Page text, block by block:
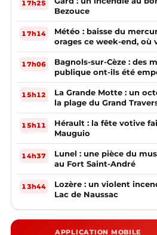
17h25
Bezouce
17h14
Météo : baisse du
orages ce week-end, où
17h06
Bagnols-sur-Cèze : des
publique ont-ils été
la mairie ?
15h12
La Grande Motte : un
la plage du Grand
15h11
Hérault : la fête votive
Mauguio
14h37
Lunel : une pièce du
au Fort Saint-André
13h44
Lozère : un violent
Lac de Naussac
APPLICATION MOBILE